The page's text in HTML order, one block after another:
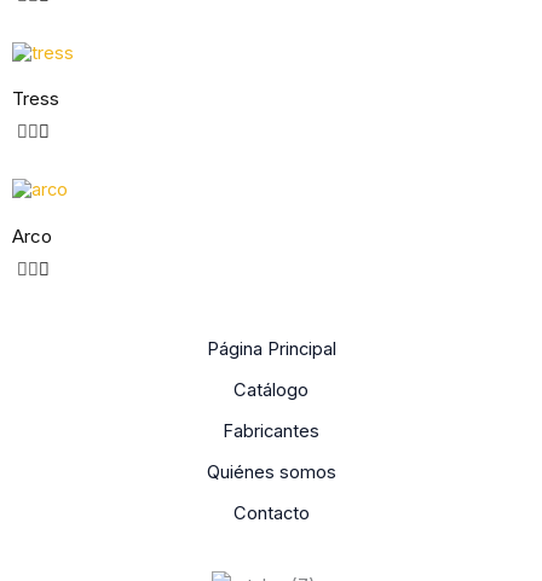
Tress
Arco
Página Principal
Catálogo
Fabricantes
Quiénes somos
Contacto